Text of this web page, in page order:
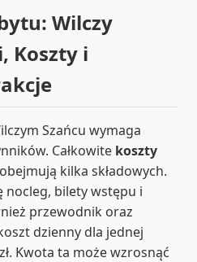
Wilczy
Koszty i
Szańcu wymaga
Całkowite koszty
obejmują kilka składowych.
nocleg, bilety wstępu i
przewodnik oraz
dzienny dla jednej
Kwota ta może wzrosnąć